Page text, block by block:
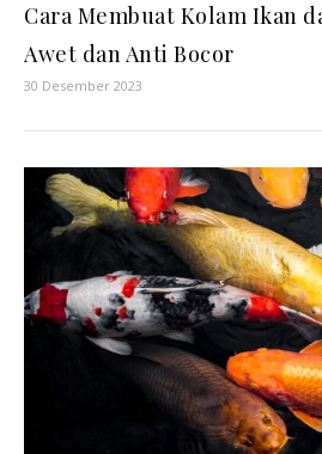
Cara Membuat Kolam Ikan
Awet dan Anti Bocor
30 Desember 2023